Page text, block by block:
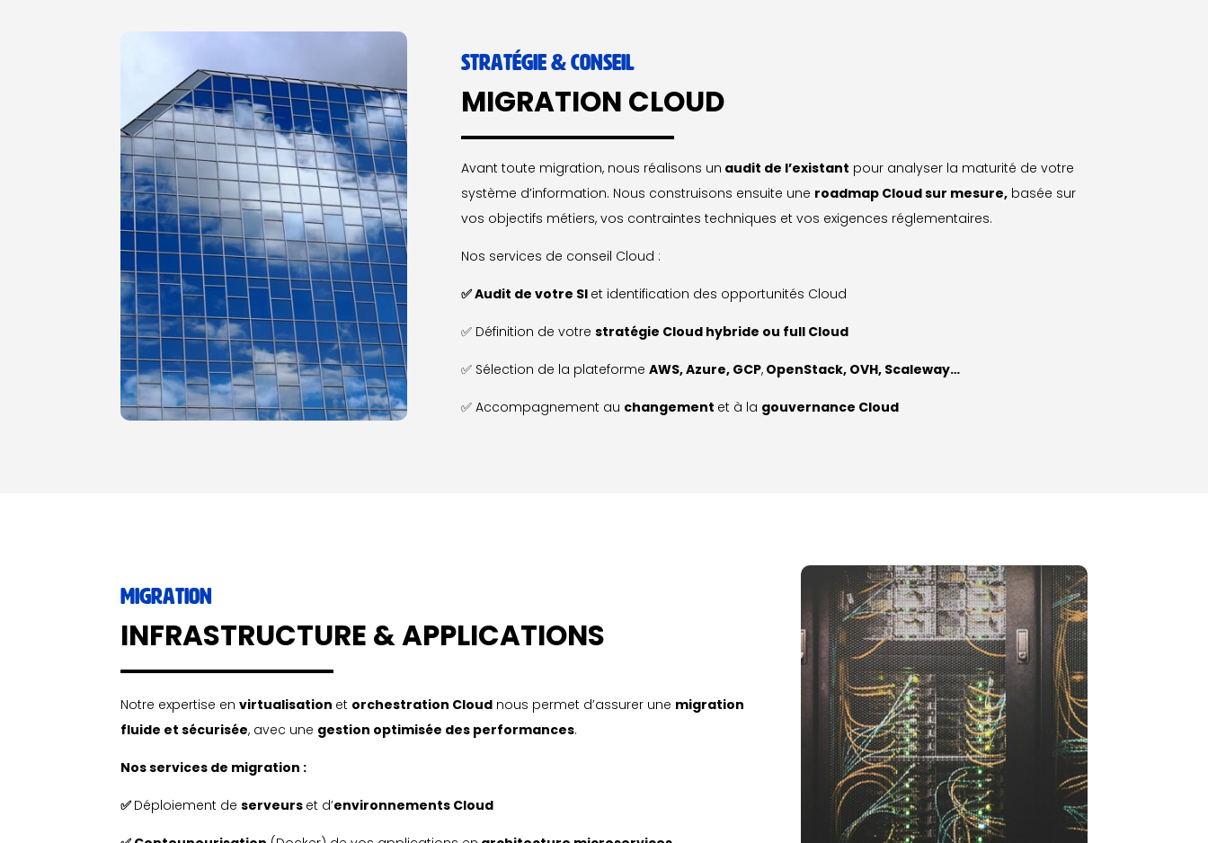
STRATÉGIE & CONSEIL
MIGRATION CLOUD
Avant toute migration, nous réalisons un audit de l’existant pour analyser la maturité de votre
système d’information. Nous construisons ensuite une roadmap Cloud sur mesure,basée sur
vos objectifs métiers, vos contraintes techniques et vos exigences réglementaires.
Nos services de conseil Cloud :
✅Audit de votre SI et identification des opportunités Cloud
✅ Définition de votre stratégie Cloud hybride ou full Cloud
✅ Sélection de la plateforme AWS, Azure, GCP, OpenStack, OVH, Scaleway…
✅ Accompagnement au changement et à la gouvernance Cloud
MIGRATION
INFRASTRUCTURE & APPLICATIONS
Notre expertise envirtualisation et orchestration Cloud nous permet d’assurer une migration
fluide etsécurisée, avec une gestion optimisée des performances.
Nos services de migration :
✅ Déploiement deserveurs et d’environnements Cloud